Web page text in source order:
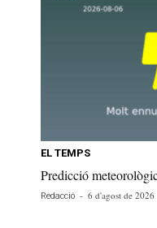
EL TEMPS
Predicció
Redacció - 6 d'agost de 2026